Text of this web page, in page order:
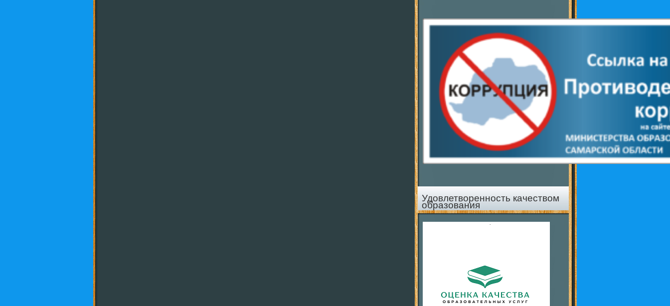
Удовлетворенность качеством
образования